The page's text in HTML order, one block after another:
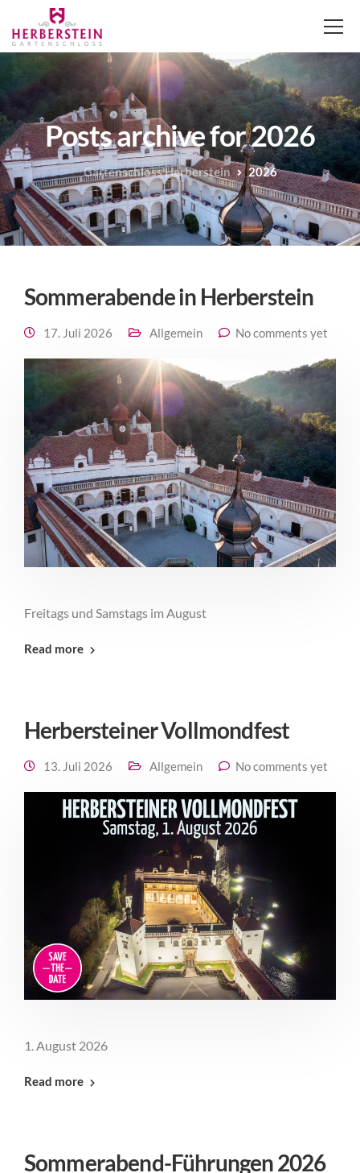
Posts archive for 2026
Gartenschloss Herberstein 2026
Sommerabende in Herberstein
17. Juli 2026 Allgemein No comments yet
Freitags und Samstags im August
Read more
Herbersteiner Vollmondfest
13. Juli 2026 Allgemein No comments yet
1. August 2026
Read more
Sommerabend-Führungen 2026